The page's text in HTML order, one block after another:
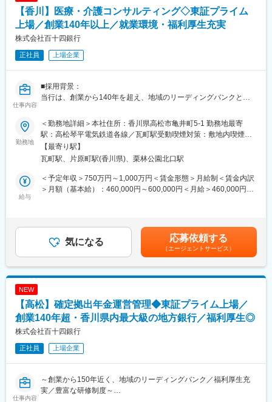
https://www.114bank.co.jp/company/management_plan/
変更の範囲：当行業務全般 （詳細は、面談・面接時にご確認くだ
さい）
た第百十四国立銀行としてスタートしました。明治、大正、昭
和、平成の四代にわたり、香川県経済の中心として、常にゆるぎ
ない基盤と信用を培って続いてきた伝統ある銀行です。
■長期ビジョン・経営計画：
百十四グループ 「長期ビジョン2030」
＜私たちが実現したいこと＞
し、汗をかき、その課題解決に全力を尽くすことで、“地域のみん
な”がよりよくあり続けるための力になることです。
◇お客さま・地域の課題が多様化・複雑化する中、私たちはその
解決に向けたパートナーとして伴走していくことで、“地域のみん
創っていきます。
お客さま・地域の課題解決力をさらに強化していきます。
変更の範囲：会社の定める業務
【香川】医療・介護コンサルティング◇東証プライム
上場／創業140年以上／就業環境・福利厚生充実
株式会社百十四銀行
正社員 上場企業
仕事内容
■採用背景：
当行は、創業から140年を超え、地域のリーディングバンクとし
す。
現在は、「長期ビジョン2030」で、総合コンサルティンググルー
プへの進化を掲げています。コンサルティング機能の強化と新事
業領域の探索により、課題解決能力の強化を図るため、キャリア
採用を積極的に実施しています。
■業務概要：
本部営業部門の中核を担うコンサルティング部において、経験や
知識を活かしてプロフェッショナル人材を目指せる環境です。
コンサルティング部は、外部出向経験者やキャリア採用者等の多
■業務詳細：
◇ 背景
深刻化する少子高齢化を背景に、持続可能な社会保障制度の確立
高い医療・介護提供体制が求められています。
・赤字部門が経営を圧迫している
・地域と連携をしたいが、どうすれば良いか分からない
勤務地
＜勤務地詳細＞本社住所：香川県高松市亀井町5-1 勤務地最寄
駅：高松琴平電気鉄道各線／瓦町駅受動喫煙対策：敷地内喫煙可
能場所あり変更の範囲：会社の定める事業所
【最寄り駅】
瓦町駅、片原町駅(香川県)、栗林公園北口駅
給与
＜予定年収＞750万円～1,000万円＜賃金形態＞月給制＜賃金内訳
＞月額（基本給）：460,000円～600,000円＜月給＞460,000円～
目安の金額であり、選考を通じて上下する可能性があります。月
給(月額)は固定手当を含めた表記です。
気になる 応募依頼する
（エージェントサービス）
NEW
【高松】確定拠出年金運営管理◆東証プライム上場／
創業140年超・香川県内最大級の地方銀行／福利厚生◎
株式会社百十四銀行
正社員 上場企業
仕事内容
～創業から150年近く、地域のリーディングバンク／福利厚生充
実／豊富な研修制度～